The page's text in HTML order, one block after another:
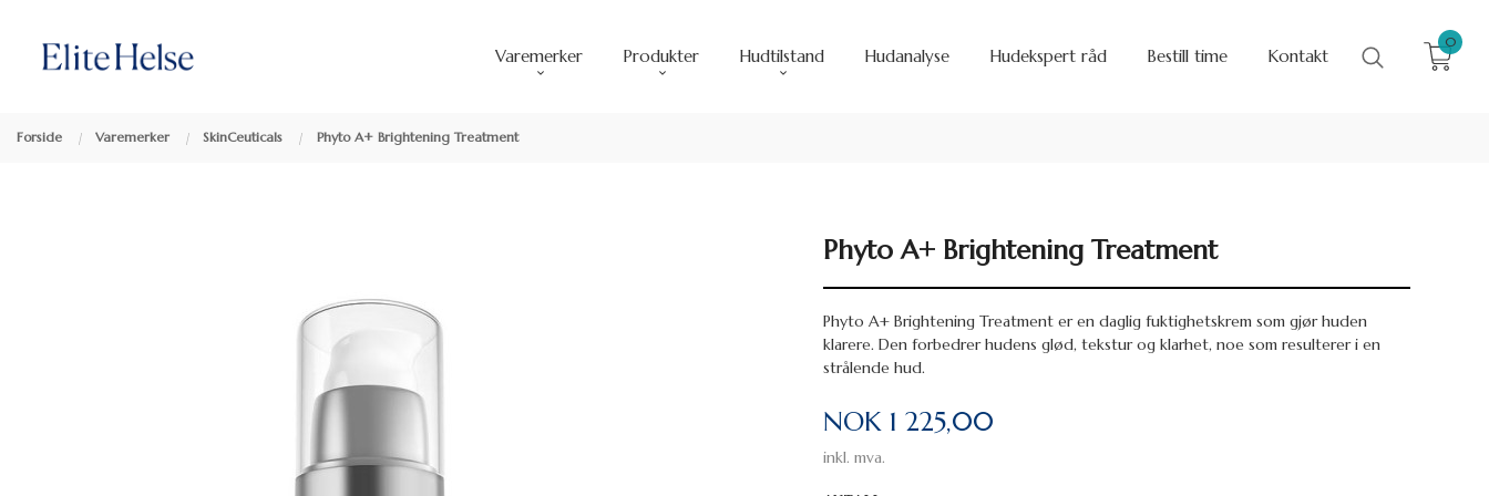
innholdet
Varemerker Produkter Hudtilstand Hudanalyse Hudekspert råd Bestill time Kontakt
0
Forside Varemerker SkinCeuticals Phyto A+ Brightening Treatment
Phyto A+ Brightening Treatment
Phyto A+ Brightening Treatment er en daglig fuktighetskrem som gjør huden
klarere. Den forbedrer hudens glød, tekstur og klarhet, noe som resulterer i en
strålende hud.
Pris
NOK 1 225,00
inkl. mva.